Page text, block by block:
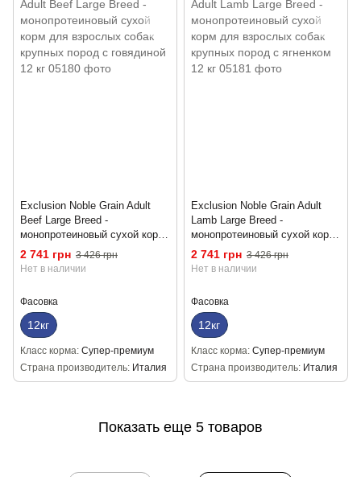
Exclusion Noble Grain Adult
Beef Large Breed -
монопротеиновый сухой корм
для взрослых собак крупных
пород с говядиной 12 кг
2 741 грн 3 426 грн
Нет в наличии
Фасовка
12кг
Класс корма Супер-премиум
Страна производитель Италия
Exclusion Noble Grain Adult
Lamb Large Breed -
монопротеиновый сухой корм
для взрослых собак крупных
пород с ягненком 12 кг
2 741 грн 3 426 грн
Нет в наличии
Фасовка
12кг
Класс корма Супер-премиум
Страна производитель Италия
Показать еще 5 товаров